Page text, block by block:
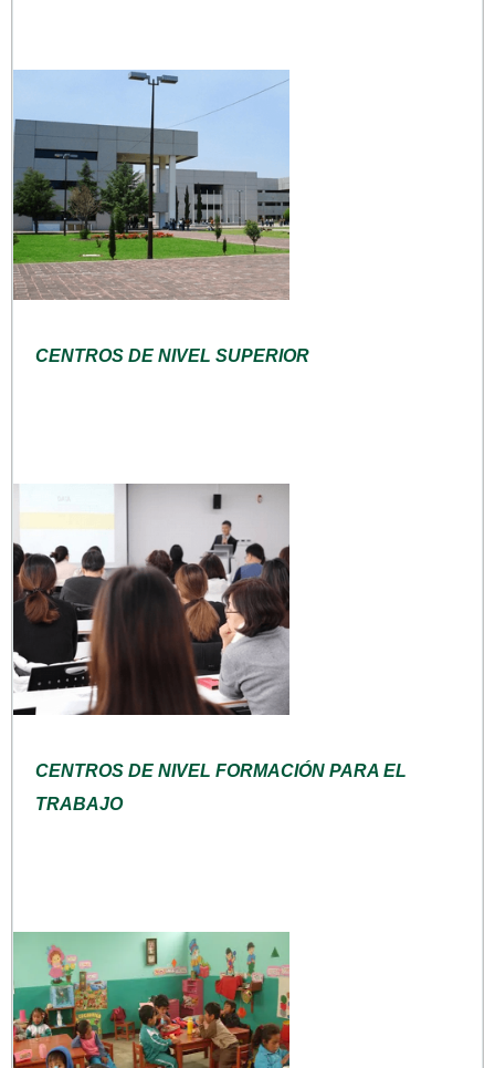
CENTROS DE NIVEL SUPERIOR
CENTROS DE NIVEL FORMACIÓN PARA EL
TRABAJO